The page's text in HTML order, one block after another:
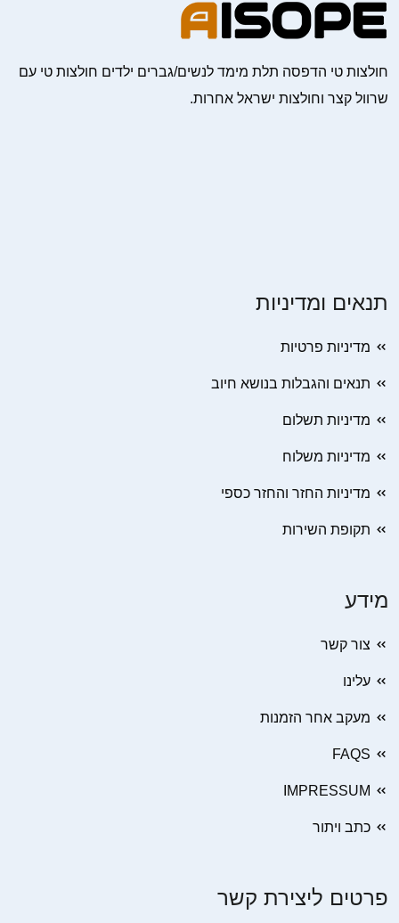
חולצות טי הדפסה תלת מימד לנשים/גברים ילדים חולצות טי עם
שרוול קצר וחולצות ישראל אחרות.
תנאים ומדיניות
מדיניות פרטיות
תנאים והגבלות בנושא חיוב
מדיניות תשלום
מדיניות משלוח
מדיניות החזר והחזר כספי
תקופת השירות
מידע
צור קשר
עלינו
מעקב אחר הזמנות
FAQS
IMPRESSUM
כתב ויתור
פרטים ליצירת קשר